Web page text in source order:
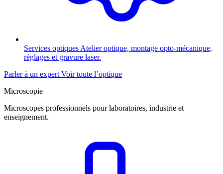
Services optiques Atelier optique, montage opto-mécanique,
réglages et gravure laser.
Parler à un expert Voir toute l’optique
Microscopie
Microscopes professionnels pour laboratoires, industrie et
enseignement.